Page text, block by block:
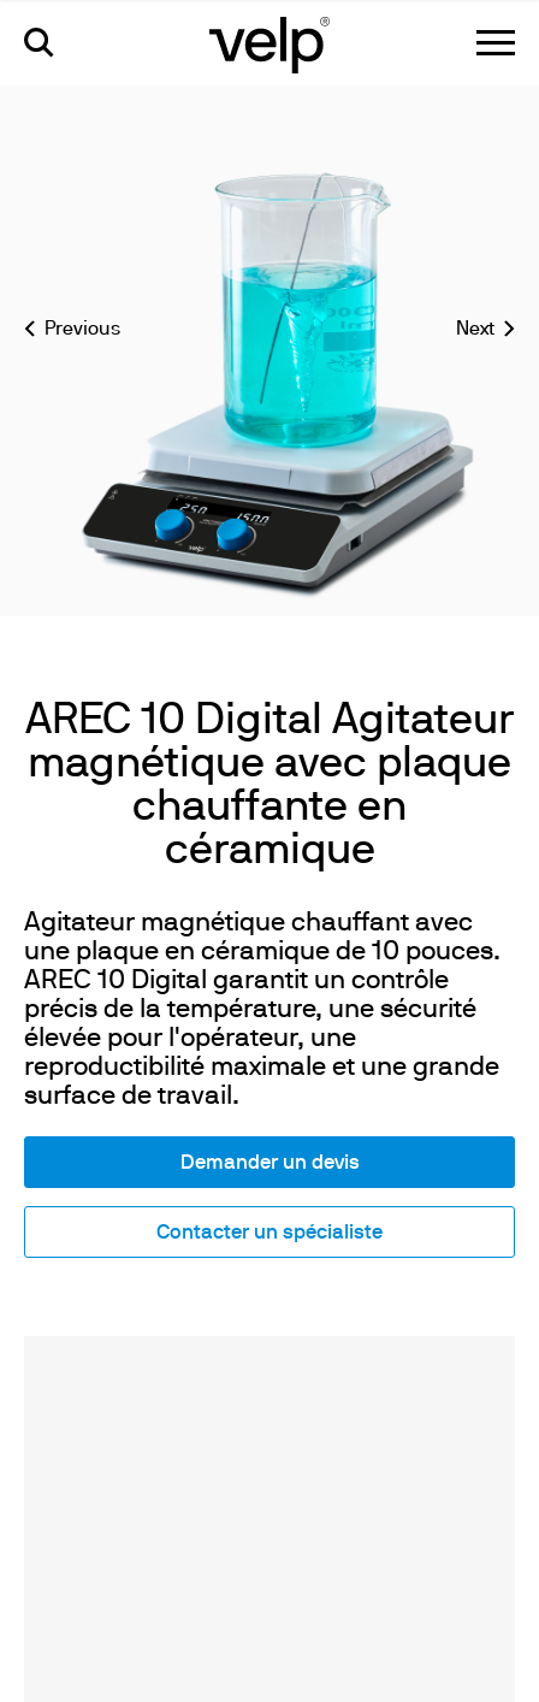
céramique
AREC 10 Digital Agitateur
magnétique avec plaque
chauffante en
céramique
Agitateur magnétique chauffant avec
une plaque en céramique de 10 pouces.
AREC 10 Digital garantit un contrôle
précis de la température, une sécurité
élevée pour l'opérateur, une
reproductibilité maximale et une grande
surface de travail.
Demander un devis
Contacter un spécialiste